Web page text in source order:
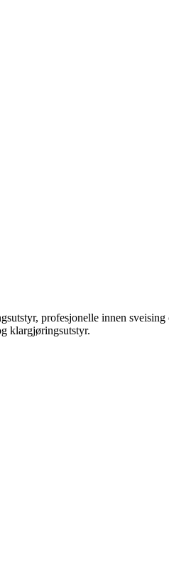
profesjonelle innen
klargjøringsutstyr.